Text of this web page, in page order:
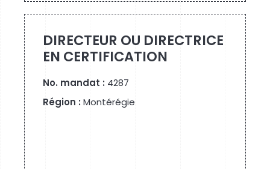
DIRECTEUR OU DIRECTRICE
EN CERTIFICATION
No. mandat : 4287
Région : Montérégie